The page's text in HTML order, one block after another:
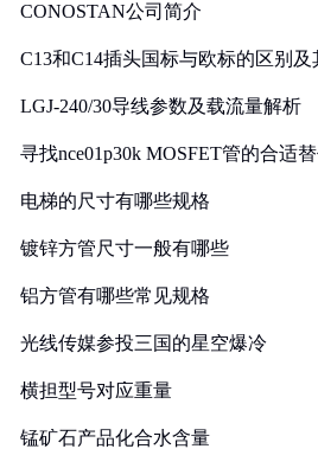
CONOSTAN公司简介
C13和C14插头国标与欧标的区别
LGJ-240/30导线参数及载流量解析
寻找nce01p30k MOSFET管的合适
电梯的尺寸有哪些规格
镀锌方管尺寸一般有哪些
铝方管有哪些常见规格
光线传媒参投三国的星空爆冷
横担型号对应重量
锰矿石产品化合水含量